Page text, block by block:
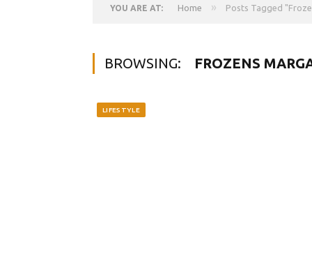
YOU ARE AT: Home » Posts Tagged
BROWSING: FROZENS
LIFESTYLE